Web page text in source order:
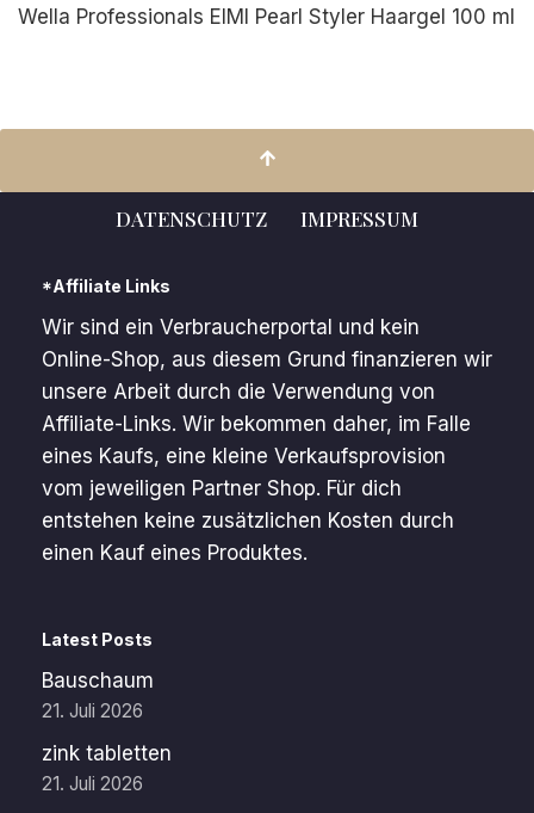
Wella Professionals EIMI Pearl Styler Haargel 100 ml
DATENSCHUTZ IMPRESSUM
*Affiliate Links
Wir sind ein Verbraucherportal und kein
Online-Shop, aus diesem Grund finanzieren wir
unsere Arbeit durch die Verwendung von
Affiliate-Links. Wir bekommen daher, im Falle
eines Kaufs, eine kleine Verkaufsprovision
vom jeweiligen Partner Shop. Für dich
entstehen keine zusätzlichen Kosten durch
einen Kauf eines Produktes.
Latest Posts
Bauschaum
21. Juli 2026
zink tabletten
21. Juli 2026